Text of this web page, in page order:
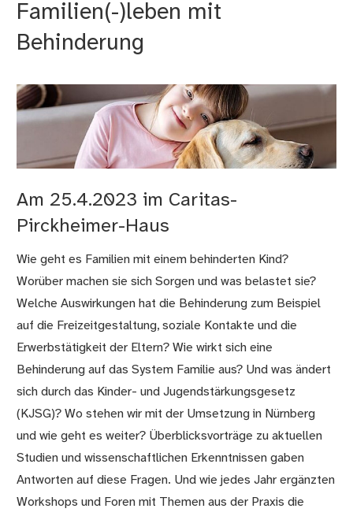
Familien(-)leben mit
Behinderung
Am 25.4.2023 im Caritas-
Pirckheimer-Haus
Wie geht es Familien mit einem behinderten Kind?
Worüber machen sie sich Sorgen und was belastet sie?
Welche Auswirkungen hat die Behinderung zum Beispiel
auf die Freizeitgestaltung, soziale Kontakte und die
Erwerbstätigkeit der Eltern? Wie wirkt sich eine
Behinderung auf das System Familie aus? Und was ändert
sich durch das Kinder- und Jugendstärkungsgesetz
(KJSG)? Wo stehen wir mit der Umsetzung in Nürnberg
und wie geht es weiter? Überblicksvorträge zu aktuellen
Studien und wissenschaftlichen Erkenntnissen gaben
Antworten auf diese Fragen. Und wie jedes Jahr ergänzten
Workshops und Foren mit Themen aus der Praxis die